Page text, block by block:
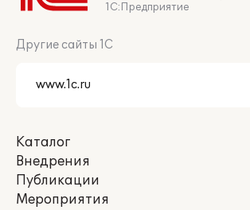
1С:Предприятие
Другие сайты 1С
Каталог
Внедрения
Публикации
Мероприятия